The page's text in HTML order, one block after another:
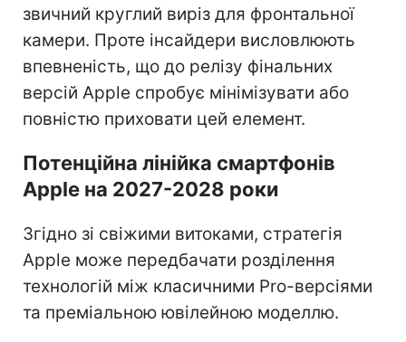
звичний круглий виріз для фронтальної
камери. Проте інсайдери висловлюють
впевненість, що до релізу фінальних
версій Apple спробує мінімізувати або
повністю приховати цей елемент.
Потенційна лінійка смартфонів
Apple на 2027-2028 роки
Згідно зі свіжими витоками, стратегія
Apple може передбачати розділення
технологій між класичними Pro-версіями
та преміальною ювілейною моделлю.